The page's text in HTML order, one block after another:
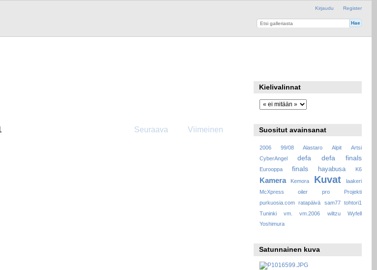
Kirjaudu Register
Seuraava Viimeinen
Kielivalinnat
Suositut avainsanat
2006 99/08 Alastaro Alpit
Artsi
CyberAngel
defa defa finals
Eurooppa finals hayabusa K6
Kamera Kemora Kuvat
laakeri
McXpress
oiler pro
Projekti
purkuosia.com
ratapäivä sam77
tohtori1
Tuninki
vm. vm.2006 wiltzu
Wyfell
Yoshimura
Satunnainen kuva